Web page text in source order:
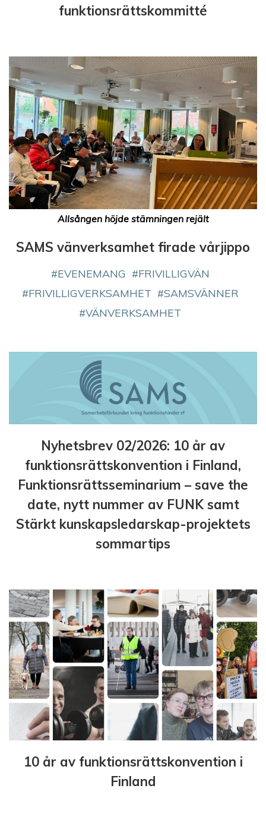
funktionsrättskommitté
Allsången höjde stämningen rejält
SAMS vänverksamhet firade vårjippo
EVENEMANG
FRIVILLIGVÄN
FRIVILLIGVERKSAMHET
SAMSVÄNNER
VÄNVERKSAMHET
Nyhetsbrev 02/2026: 10 år av
funktionsrättskonvention i Finland,
Funktionsrättsseminarium – save the
date, nytt nummer av FUNK samt
Stärkt kunskapsledarskap-projektets
sommartips
10 år av funktionsrättskonvention i
Finland